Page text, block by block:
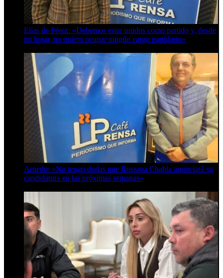
Elías de Pérez: «Debemos estar unidos como partido y, desde
mi lugar, no quiero ocupar ningún cargo partidario»
Arnedo: «No tengo dudas que Rossana Chahla anunciará su
candidatura en las próximas semanas»